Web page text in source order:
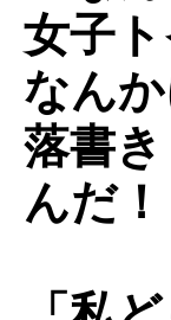
女子
なん
落書
んだ！